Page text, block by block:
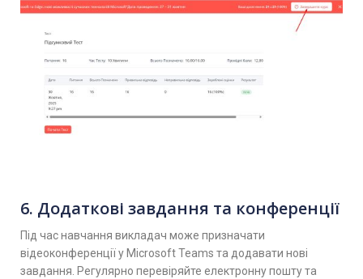
6. Додаткові завдання та конференції
Під час навчання викладач може призначати
відеоконференції у Microsoft Teams та додавати нові
завдання. Регулярно перевіряйте електронну пошту та